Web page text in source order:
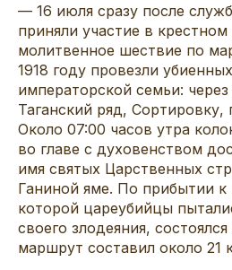
— 16 июля сразу после
приняли участие в
молитвенное шествие по
1918 году провезли
императорской семьи:
Таганский ряд,
Около 07:00 часов утра
во главе с духовенством
имя святых Царственных
Ганиной яме. По прибытии
которой цареубийцы
своего злодеяния,
маршрут составил около 21